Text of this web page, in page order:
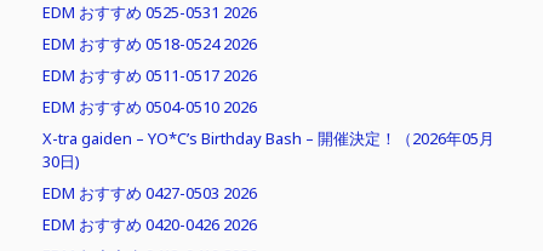
EDM おすすめ 0525-0531 2026
EDM おすすめ 0518-0524 2026
EDM おすすめ 0511-0517 2026
EDM おすすめ 0504-0510 2026
X-tra gaiden – YO*C’s Birthday Bash – 開催決定！（2026年05月
30日)
EDM おすすめ 0427-0503 2026
EDM おすすめ 0420-0426 2026